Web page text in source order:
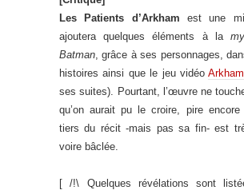
Les Patients d’Arkham est une
ajoutera quelques éléments à la
Batman, grâce à ses personnages,
histoires ainsi que le jeu vidéo
ses suites). Pourtant, l’œuvre ne
qu’on aurait pu le croire, pire
tiers du récit -mais pas sa fin- est
voire bâclée.
[ /!\ Quelques révélations sont